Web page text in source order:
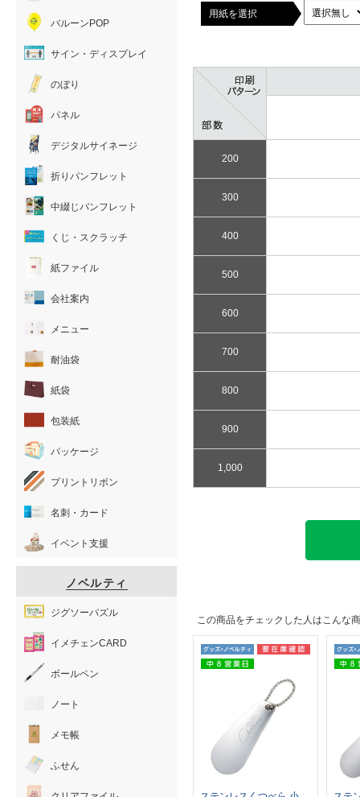
用紙を選択
200
300
400
500
600
700
800
900
1,000
この商品をチェックした人はこんな
バルーンPOP
サイン・ディスプレイ
のぼり
パネル
デジタルサイネージ
折りパンフレット
中綴じパンフレット
くじ・スクラッチ
紙ファイル
会社案内
メニュー
耐油袋
紙袋
包装紙
パッケージ
プリントリボン
名刺・カード
イベント支援
ノベルティ
ジグソーパズル
イメチェンCARD
ボールペン
ノート
メモ帳
ふせん